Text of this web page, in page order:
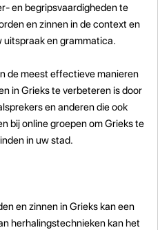
en begripsvaardigheden te
en zinnen in de context en
uitspraak en grammatica.
de meest effectieve manieren
in Grieks te verbeteren is door
en anderen die ook
bij online groepen om Grieks te
in uw stad.
en zinnen in Grieks kan een
herhalingstechnieken kan het